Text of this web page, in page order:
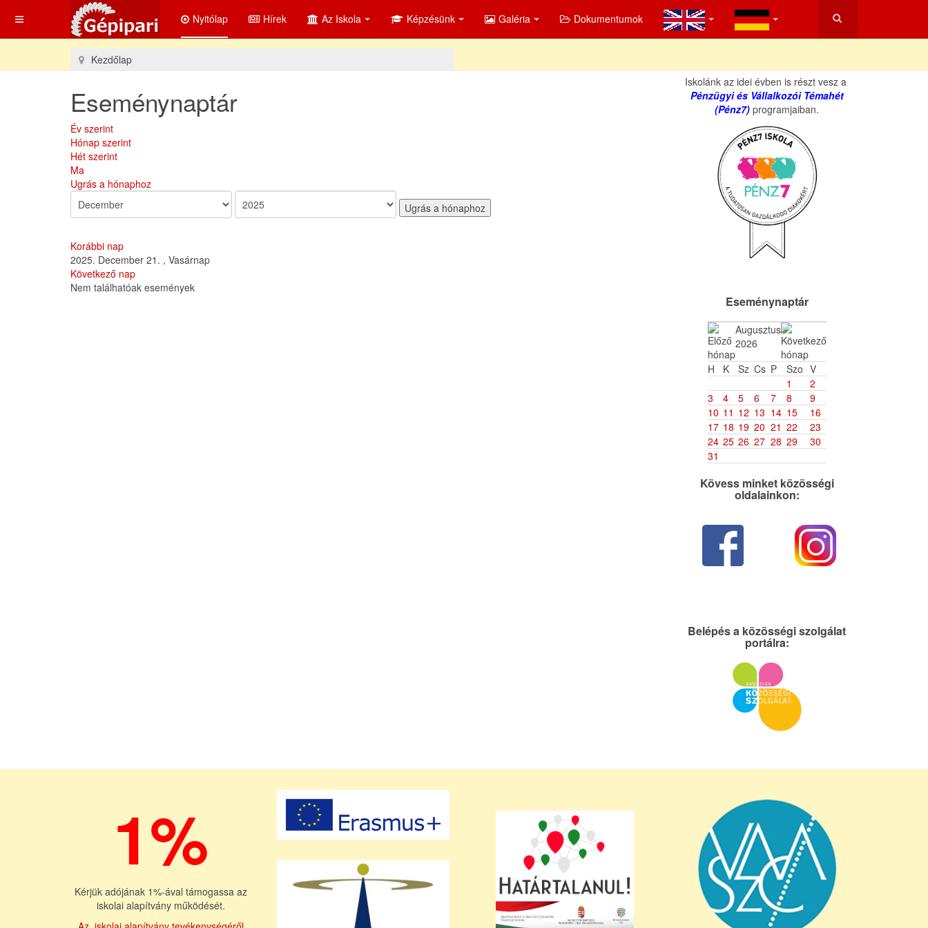
Nyitólap Hírek Az Iskola Képzésünk Galéria Dokumentumok
Kezdőlap
Eseménynaptár
Év szerint
Hónap szerint
Hét szerint
Ma
Ugrás a hónaphoz
Ugrás a hónaphoz
Korábbi nap
2025. December 21. , Vasárnap
Következő nap
Nem találhatóak események
Iskolánk az idei évben is részt vesz a
Pénzügyi és Vállalkozói Témahét
(Pénz7) programjaiban.
Eseménynaptár
Augusztus
2026
H
K Sz Cs P Szo V
1
2
3
4 5 6 7 8
9
10 11 12 13 14 15
16
17 18 19 20 21 22
23
24 25 26 27 28 29
30
31
Kövess minket közösségi
oldalainkon:
Belépés a közösségi szolgálat
portálra:
1%
Kérjük adójának 1%-ával támogassa az
iskolai alapítvány működését.